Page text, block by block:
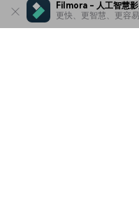
Filmora - 人工智慧
更快、更智慧、更容